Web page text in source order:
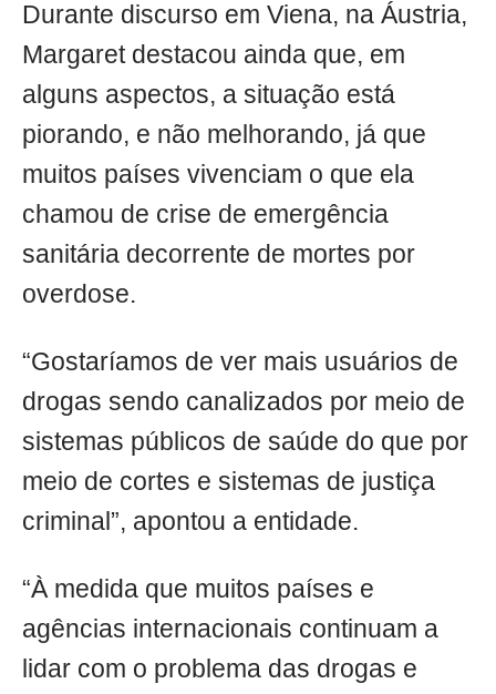
Durante discurso em Viena, na Áustria,
Margaret destacou ainda que, em
alguns aspectos, a situação está
piorando, e não melhorando, já que
muitos países vivenciam o que ela
chamou de crise de emergência
sanitária decorrente de mortes por
overdose.
“Gostaríamos de ver mais usuários de
drogas sendo canalizados por meio de
sistemas públicos de saúde do que por
meio de cortes e sistemas de justiça
criminal”, apontou a entidade.
“À medida que muitos países e
agências internacionais continuam a
lidar com o problema das drogas e